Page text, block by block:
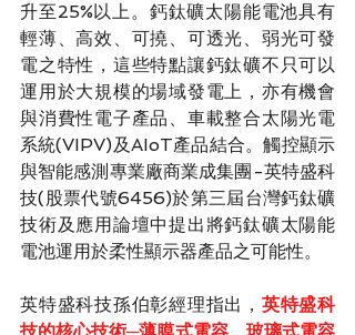
升至25%以上。鈣鈦礦太陽能電池具有
輕薄、高效、可撓、可透光、弱光可發
電之特性，這些特點讓鈣鈦礦不只可以
運用於大規模的場域發電上，亦有機會
與消費性電子產品、車載整合太陽光電
系統(VIPV)及AIoT產品結合。觸控顯示
與智能感測專業廠商業成集團-英特盛科
技(股票代號6456)於第三屆台灣鈣鈦礦
技術及應用論壇中提出將鈣鈦礦太陽能
電池運用於柔性顯示器產品之可能性。
英特盛科技孫伯彰經理指出， 英特盛科